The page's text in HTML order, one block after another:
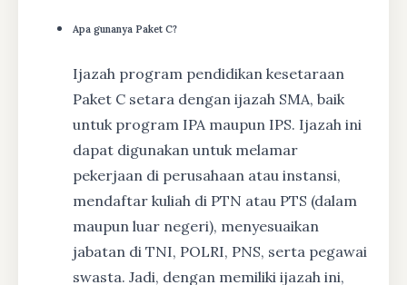
Apa gunanya Paket C?
Ijazah program pendidikan kesetaraan
Paket C setara dengan ijazah SMA, baik
untuk program IPA maupun IPS. Ijazah ini
dapat digunakan untuk melamar
pekerjaan di perusahaan atau instansi,
mendaftar kuliah di PTN atau PTS (dalam
maupun luar negeri), menyesuaikan
jabatan di TNI, POLRI, PNS, serta pegawai
swasta. Jadi, dengan memiliki ijazah ini,